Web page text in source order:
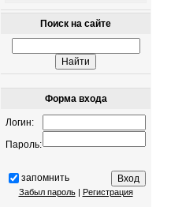
Поиск на сайте
Форма входа
Логин:
Пароль:
запомнить
Забыл пароль | Регистрация